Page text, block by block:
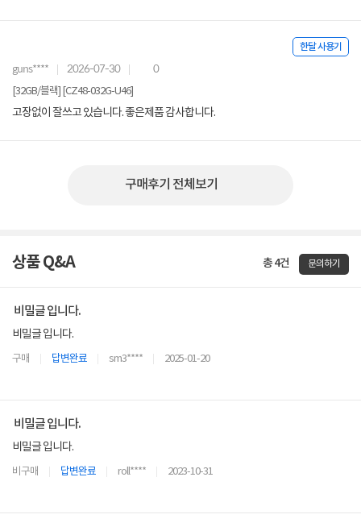
한달 사용기
guns**** 2026-07-30 0
[32GB/블랙] [CZ48-032G-U46]
고장없이 잘쓰고 있습니다. 좋은제품 감사합니다.
구매후기 전체보기
상품 Q&A 총 4건 문의하기
비밀글 입니다.
비밀글 입니다.
구매 답변완료 sm3**** 2025-01-20
비밀글 입니다.
비밀글 입니다.
비구매 답변완료 roll**** 2023-10-31